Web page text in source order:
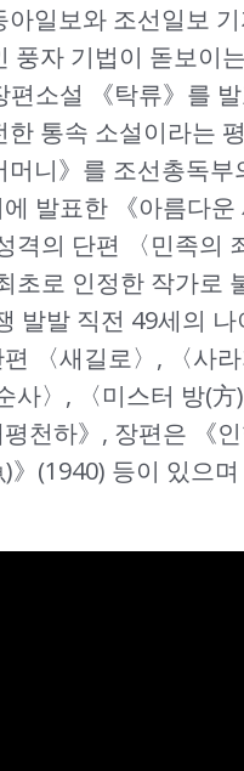
아일보와 조선일보
풍자 기법이 돋보이
편소설 《탁류》를
한 통속 소설이라는
머니》를 조선총독
발표한 《아름다
격의 단편 〈민족의
초로 인정한 작가로
발발 직전 49세의
〈새길로〉, 〈사
사〉, 〈미스터 방(
천하》, 장편은 《
)》(1940) 등이 있으